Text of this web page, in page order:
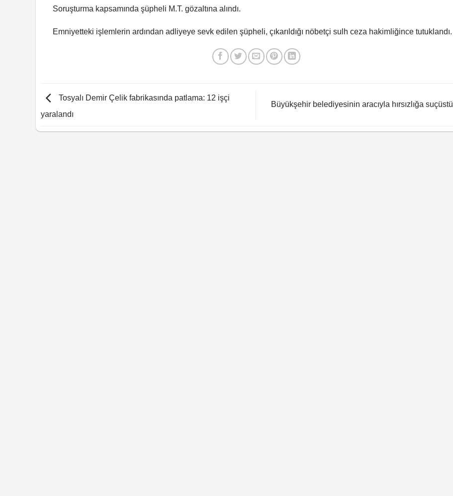
Soruşturma kapsamında şüpheli M.T. gözaltına alındı.
Emniyetteki işlemlerin ardından adliyeye sevk edilen şüpheli, çıkarıldığı nöbetçi sulh ceza hakimliğince tutuklandı.​​​​​​​
Tosyalı Demir Çelik fabrikasında patlama: 12 işçi
yaralandı
Büyükşehir belediyesinin aracıyla hırsızlığa suçüstü